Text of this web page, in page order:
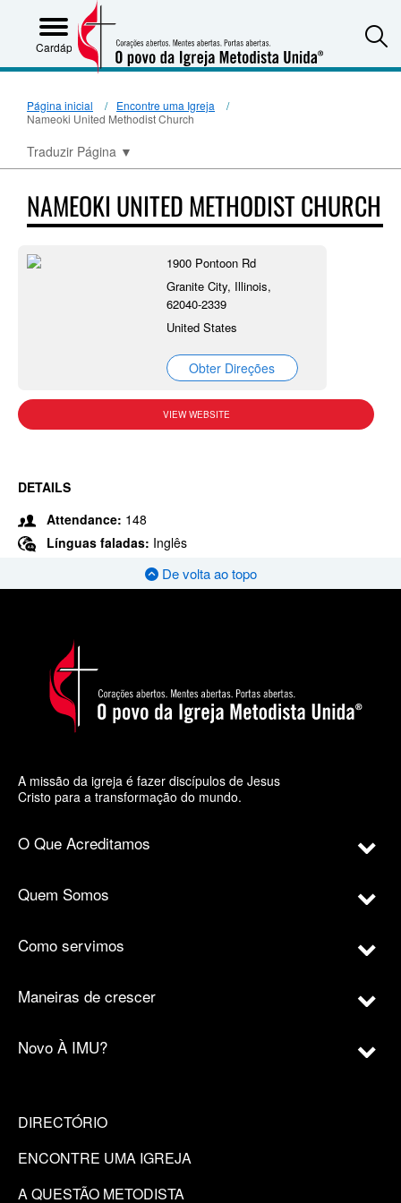
Cardápio
Página inicial
Encontre uma Igreja
Nameoki United Methodist Church
Traduzir Página ▼
NAMEOKI UNITED METHODIST CHURCH
1900 Pontoon Rd
Granite City, Illinois,
62040-2339
United States
Obter Direções
VIEW WEBSITE
DETAILS
Attendance: 148
Línguas faladas: Inglês
De volta ao topo
A missão da igreja é fazer discípulos de Jesus
Cristo para a transformação do mundo.
O Que Acreditamos
Quem Somos
Como servimos
Maneiras de crescer
Novo À IMU?
DIRECTÓRIO
ENCONTRE UMA IGREJA
A QUESTÃO METODISTA